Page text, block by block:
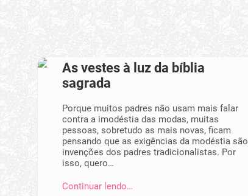
As vestes à luz da bíblia
sagrada
Porque muitos padres não usam mais falar
contra a imodéstia das modas, muitas
pessoas, sobretudo as mais novas, ficam
pensando que as exigências da modéstia são
invenções dos padres tradicionalistas. Por
isso, quero…
Continuar lendo…